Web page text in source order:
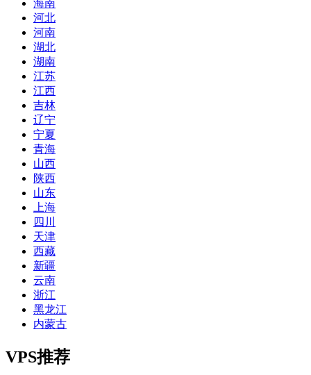
海南
河北
河南
湖北
湖南
江苏
江西
吉林
辽宁
宁夏
青海
山西
陕西
山东
上海
四川
天津
西藏
新疆
云南
浙江
黑龙江
内蒙古
VPS推荐